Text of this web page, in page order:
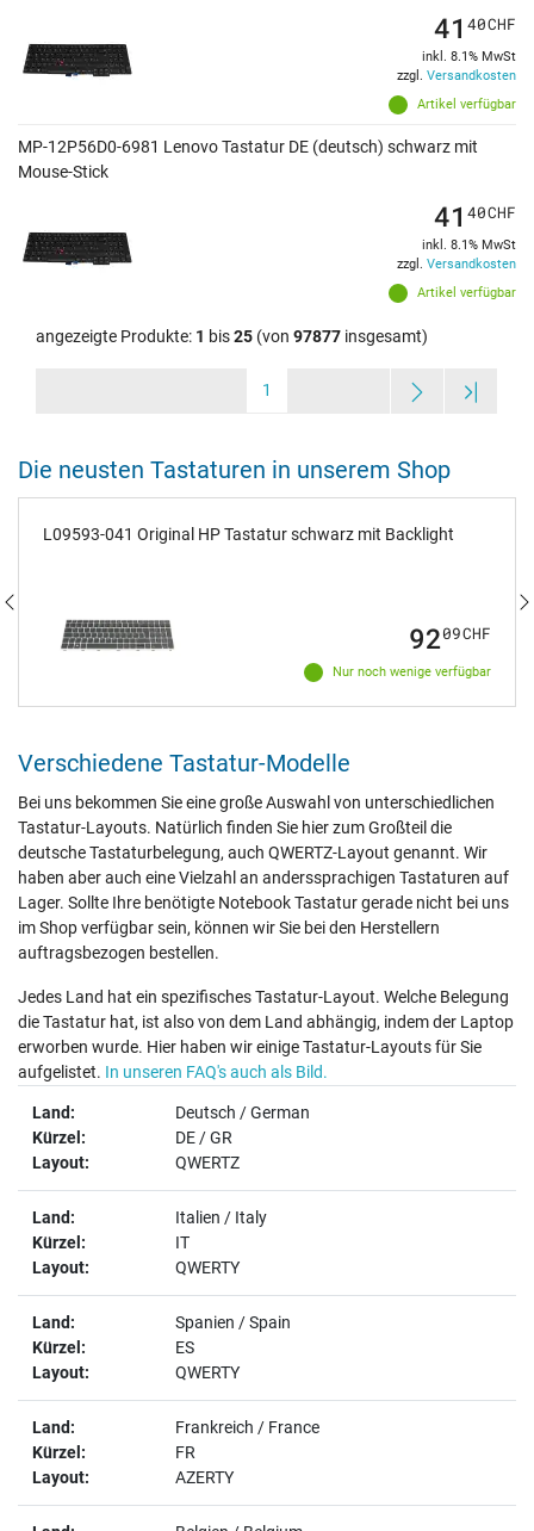
Artikel verfügbar
41 40CHF
inkl. 8.1% MwSt
zzgl. Versandkosten
MP-12P56D0-6981 Lenovo Tastatur DE (deutsch) schwarz mit
Mouse-Stick
Artikel verfügbar
41 40CHF
inkl. 8.1% MwSt
zzgl. Versandkosten
angezeigte Produkte: 1 bis25 (von 97877 insgesamt)
1
Die neusten Tastaturen in unserem Shop
L09593-041 Original HP Tastatur schwarz mit Backlight
Nur noch wenige verfügbar
9209CHF
Verschiedene Tastatur-Modelle
Bei uns bekommen Sie eine große Auswahl von unterschiedlichen
Tastatur-Layouts. Natürlich finden Sie hier zum Großteil die
deutsche Tastaturbelegung, auch QWERTZ-Layout genannt. Wir
haben aber auch eine Vielzahl an anderssprachigen Tastaturen auf
Lager. Sollte Ihre benötigte Notebook Tastatur gerade nicht bei uns
im Shop verfügbar sein, können wir Sie bei den Herstellern
auftragsbezogen bestellen.
Jedes Land hat ein spezifisches Tastatur-Layout. Welche Belegung
die Tastatur hat, ist also von dem Land abhängig, indem der Laptop
erworben wurde. Hier haben wir einige Tastatur-Layouts für Sie
aufgelistet. In unseren FAQ's auch als Bild.
Deutsch / German
DE / GR
QWERTZ
Italien / Italy
IT
QWERTY
Spanien / Spain
ES
QWERTY
Frankreich / France
FR
AZERTY